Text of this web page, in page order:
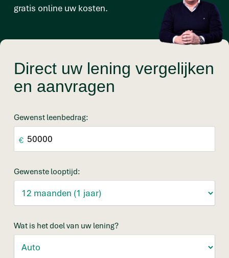
gratis online uw kosten.
Direct uw lening vergelijken
en aanvragen
Gewenst leenbedrag:
€
Gewenste looptijd:
Wat is het doel van uw lening?